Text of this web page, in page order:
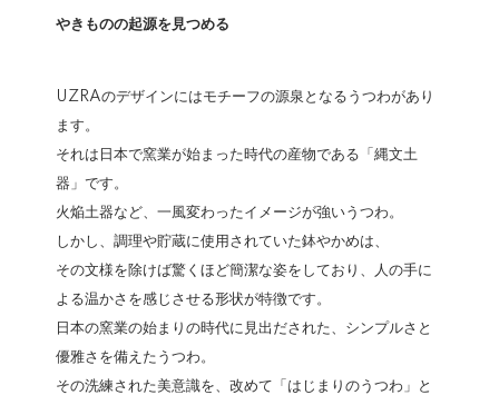
やきものの起源を見つめる
UZRAのデザインにはモチーフの源泉となるうつわがあり
ます。
それは日本で窯業が始まった時代の産物である「縄文土
器」です。
火焔土器など、一風変わったイメージが強いうつわ。
しかし、調理や貯蔵に使用されていた鉢やかめは、
その文様を除けば驚くほど簡潔な姿をしており、人の手に
よる温かさを感じさせる形状が特徴です。
日本の窯業の始まりの時代に見出だされた、シンプルさと
優雅さを備えたうつわ。
その洗練された美意識を、改めて「はじまりのうつわ」と